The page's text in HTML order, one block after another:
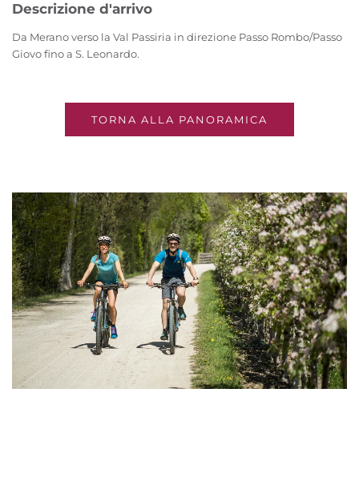
Descrizione d'arrivo
Da Merano verso la Val Passiria in direzione Passo Rombo/Passo
Giovo fino a S. Leonardo.
TORNA ALLA PANORAMICA